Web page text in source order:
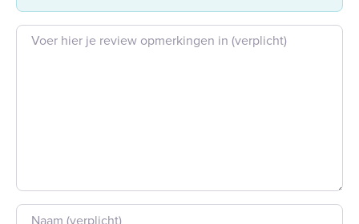
Beoordeling tekst
Naam